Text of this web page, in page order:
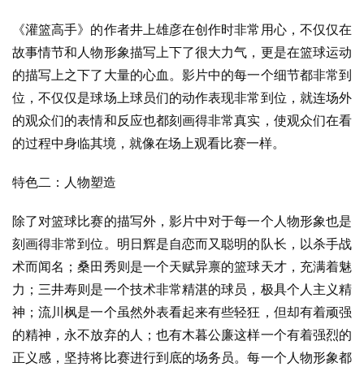
《灌篮高手》的作者井上雄彦在创作时非常用心，不仅仅在
故事情节和人物形象描写上下了很大力气，更是在篮球运动
的描写上之下了大量的心血。影片中的每一个细节都非常到
位，不仅仅是球场上球员们的动作表现非常到位，就连场外
的观众们的表情和反应也都刻画得非常真实，使观众们在看
的过程中身临其境，就像在场上观看比赛一样。
特色二：人物塑造
除了对篮球比赛的描写外，影片中对于每一个人物形象也是
刻画得非常到位。明日辉是自恋而又聪明的队长，以杀手战
术而闻名；桑田秀则是一个天赋异禀的篮球天才，充满着魅
力；三井寿则是一个技术非常精湛的球员，极具个人主义精
神；流川枫是一个虽然外表看起来有些轻狂，但却有着顽强
的精神，永不放弃的人；也有木暮公廉这样一个有着强烈的
正义感，坚持将比赛进行到底的场务员。每一个人物形象都